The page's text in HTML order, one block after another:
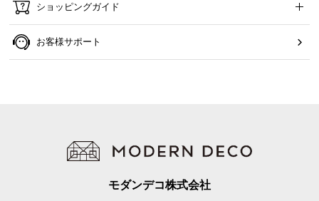
ショッピングガイド
お客様サポート
モダンデコ株式会社